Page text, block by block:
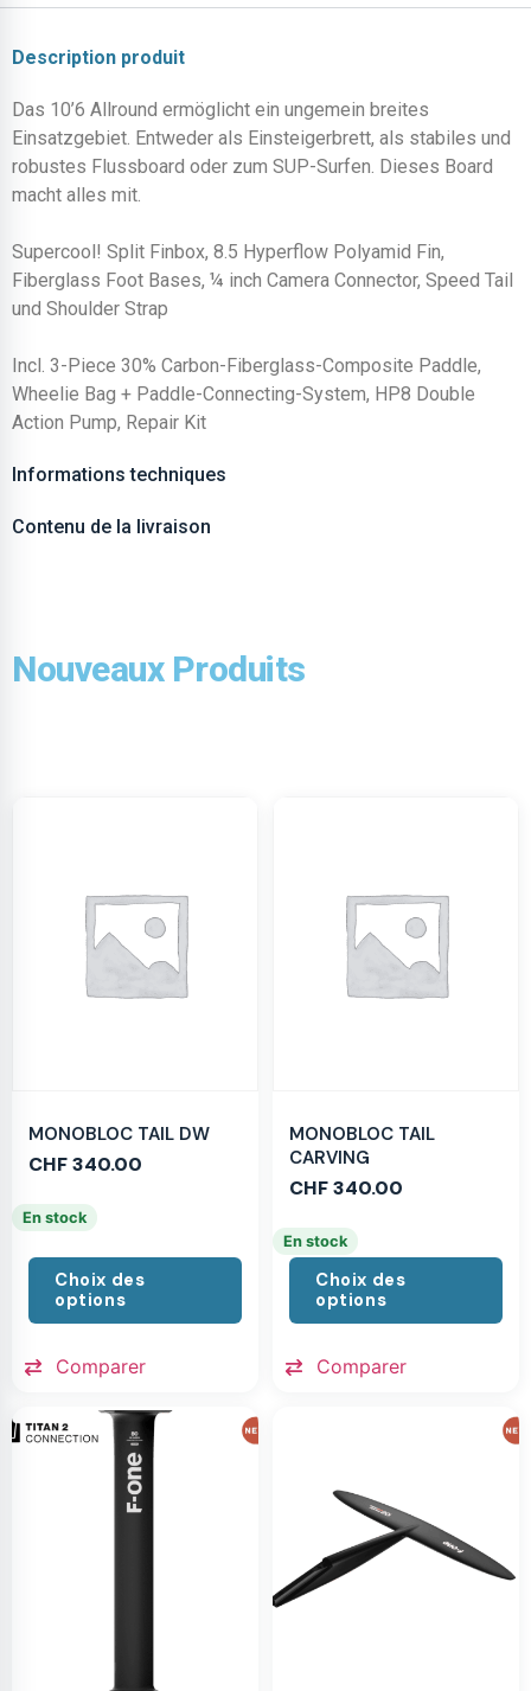
Description produit
Das 10’6 Allround ermöglicht ein ungemein breites
Einsatzgebiet. Entweder als Einsteigerbrett, als stabiles und
robustes Flussboard oder zum SUP-Surfen. Dieses Board
macht alles mit.
Supercool! Split Finbox, 8.5 Hyperflow Polyamid Fin,
Fiberglass Foot Bases, ¼ inch Camera Connector, Speed Tail
und Shoulder Strap
Incl. 3-Piece 30% Carbon-Fiberglass-Composite Paddle,
Wheelie Bag + Paddle-Connecting-System, HP8 Double
Action Pump, Repair Kit
Informations techniques
Contenu de la livraison
Nouveaux Produits
MONOBLOC TAIL DW
CHF340.00
En stock
Choix des
options
Comparer
MONOBLOC TAIL
CARVING
CHF340.00
En stock
Choix des
options
Comparer